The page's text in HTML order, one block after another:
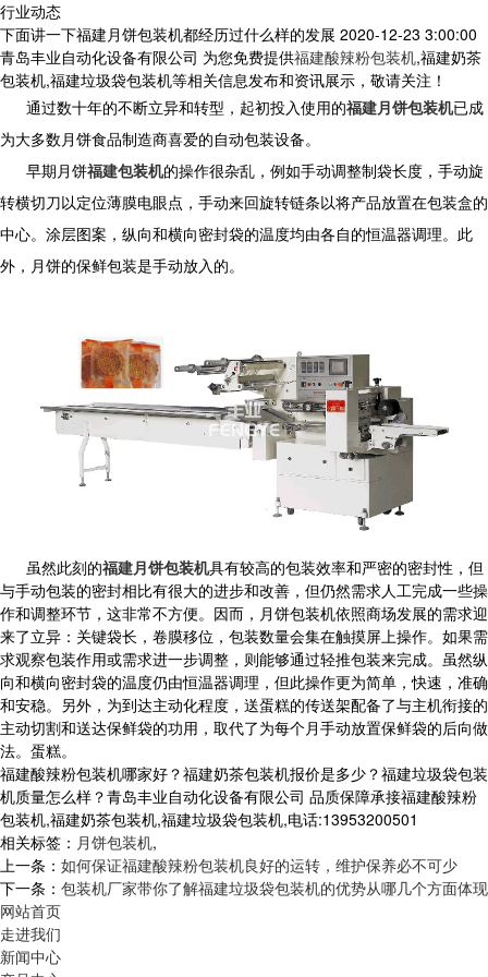
行业动态
下面讲一下福建月饼包装机都经历过什么样的发展 2020-12-23 3:00:00
青岛丰业自动化设备有限公司 为您免费提供福建酸辣粉包装机,福建奶茶
包装机,福建垃圾袋包装机等相关信息发布和资讯展示，敬请关注！
通过数十年的不断立异和转型，起初投入使用的福建月饼包装机已成
为大多数月饼食品制造商喜爱的自动包装设备。
早期月饼福建包装机的操作很杂乱，例如手动调整制袋长度，手动旋
转横切刀以定位薄膜电眼点，手动来回旋转链条以将产品放置在包装盒的
中心。涂层图案，纵向和横向密封袋的温度均由各自的恒温器调理。此
外，月饼的保鲜包装是手动放入的。
虽然此刻的福建月饼包装机具有较高的包装效率和严密的密封性，但
与手动包装的密封相比有很大的进步和改善，但仍然需求人工完成一些操
作和调整环节，这非常不方便。因而，月饼包装机依照商场发展的需求迎
来了立异：关键袋长，卷膜移位，包装数量会集在触摸屏上操作。如果需
求观察包装作用或需求进一步调整，则能够通过轻推包装来完成。虽然纵
向和横向密封袋的温度仍由恒温器调理，但此操作更为简单，快速，准确
和安稳。另外，为到达主动化程度，送蛋糕的传送架配备了与主机衔接的
主动切割和送达保鲜袋的功用，取代了为每个月手动放置保鲜袋的后向做
法。蛋糕。
福建酸辣粉包装机哪家好？福建奶茶包装机报价是多少？福建垃圾袋包装
机质量怎么样？青岛丰业自动化设备有限公司 品质保障承接福建酸辣粉
包装机,福建奶茶包装机,福建垃圾袋包装机,电话:13953200501
相关标签： 月饼包装机,
上一条： 如何保证福建酸辣粉包装机良好的运转，维护保养必不可少
下一条： 包装机厂家带你了解福建垃圾袋包装机的优势从哪几个方面体现
网站首页
走进我们
新闻中心